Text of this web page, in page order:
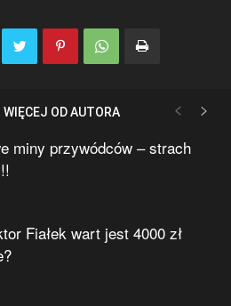
WIĘCEJ OD AUTORA
miny przywódców – strach
Fiałek wart jest 4000 zł